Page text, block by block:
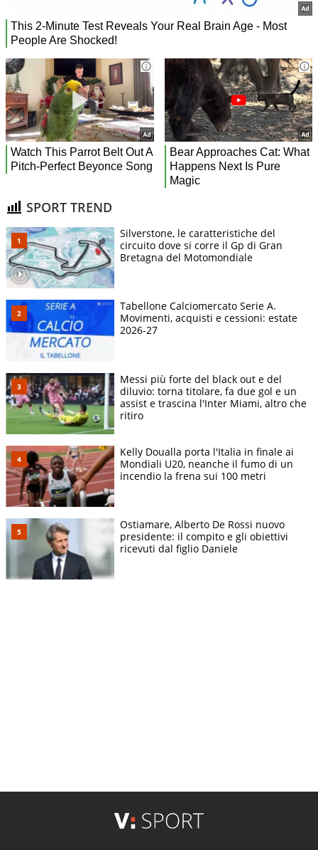
SPORT TREND
Silverstone, le caratteristiche del
circuito dove si corre il Gp di Gran
Bretagna del Motomondiale
Tabellone Calciomercato Serie A.
Movimenti, acquisti e cessioni: estate
2026-27
Messi più forte del black out e del
diluvio: torna titolare, fa due gol e un
assist e trascina l'Inter Miami, altro che
ritiro
Kelly Doualla porta l'Italia in finale ai
Mondiali U20, neanche il fumo di un
incendio la frena sui 100 metri
Ostiamare, Alberto De Rossi nuovo
presidente: il compito e gli obiettivi
ricevuti dal figlio Daniele